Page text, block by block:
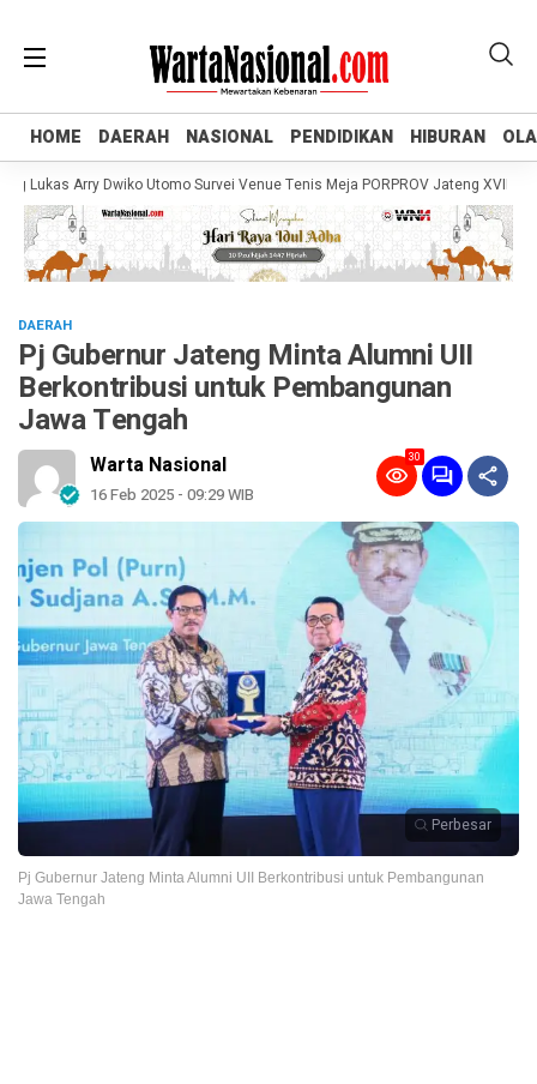
HOME DAERAH NASIONAL PENDIDIKAN HIBURAN
HOME DAERAH NASIONAL PENDIDIKAN HIBURAN
Arry Dwiko Utomo Survei Venue Tenis Meja PORPROV Jateng XVII 2026,
DAERAH
Pj Gubernur Jateng Minta Alumni UII
Berkontribusi untuk Pembangunan
Jawa Tengah
Warta Nasional
16 Feb 2025 - 09:29 WIB
30
Perbesar
Pj Gubernur Jateng Minta Alumni UII Berkontribusi untuk Pembangunan
Jawa Tengah